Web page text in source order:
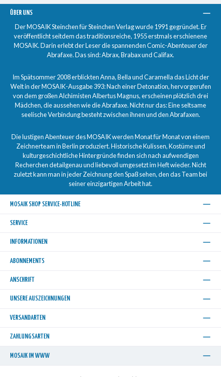
ÜBER UNS
Der MOSAIK Steinchen für Steinchen Verlag wurde 1991 gegründet. Er
veröffentlicht seitdem das traditionsreiche, 1955 erstmals erschienene
MOSAIK. Darin erlebt der Leser die spannenden Comic-Abenteuer der
Abrafaxe. Das sind: Abrax, Brabax und Califax.
Im Spätsommer 2008 erblickten Anna, Bella und Caramella das Licht der
Welt in der MOSAIK-Ausgabe 393: Nach einer Detonation, hervorgerufen
von dem großen Alchimisten Albertus Magnus, erscheinen plötzlich drei
Mädchen, die aussehen wie die Abrafaxe. Nicht nur das: Eine seltsame
seelische Verbindung besteht zwischen ihnen und den Abrafaxen.
Die lustigen Abenteuer des MOSAIK werden Monat für Monat von einem
Zeichnerteam in Berlin produziert. Historische Kulissen, Kostüme und
kulturgeschichtliche Hintergründe finden sich nach aufwendigen
Recherchen detailgenau und liebevoll umgesetzt im Heft wieder. Nicht
zuletzt kann man in jeder Zeichnung den Spaß sehen, den das Team bei
seiner einzigartigen Arbeit hat.
MOSAIK SHOP SERVICE-HOTLINE
SERVICE
INFORMATIONEN
ABONNEMENTS
ANSCHRIFT
UNSERE AUSZEICHNUNGEN
VERSANDARTEN
ZAHLUNGSARTEN
MOSAIK IM WWW